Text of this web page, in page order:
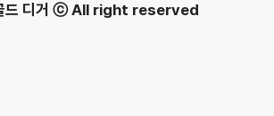
드 디거 ⓒ All right reserved